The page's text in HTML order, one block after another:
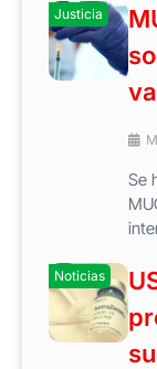
Justicia
Se
Noticias